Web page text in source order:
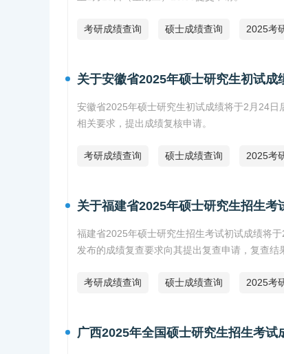
考研成绩查询 硕士成绩查询 2025考
关于安徽省2025年硕士研究生初试成
安徽省2025年硕士研究生初试成绩将于2月24
相关要求，提出成绩复核申请。
考研成绩查询 硕士成绩查询 2025考
关于福建省2025年硕士研究生招生
福建省2025年硕士研究生招生考试初试成绩将
发布的成绩复查要求向其提出复查申请，复查结
考研成绩查询 硕士成绩查询 2025考
广西2025年全国硕士研究生招生考试